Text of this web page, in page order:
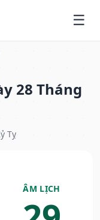
28 Tháng
Tỵ
ÂM LỊCH